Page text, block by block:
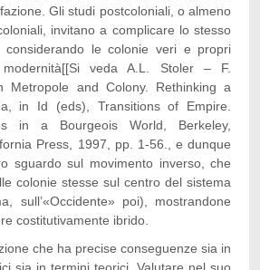
Gli studi postcoloniali, o almeno
invitano a complicare lo stesso
considerando le colonie veri e propri
veda A.L. Stoler – F.
Metropole and Colony. Rethinking a
in Id (eds), Transitions of Empire.
in a Bourgeois World, Berkeley,
Press, 1997, pp. 1-56., e dunque
sguardo sul movimento inverso, che
colonie stesse sul centro del sistema
sull’«Occidente» poi), mostrandone
costitutivamente ibrido.
che ha precise conseguenze sia in